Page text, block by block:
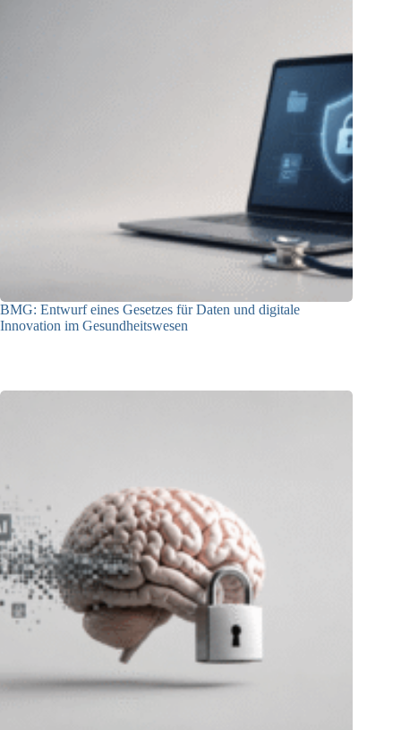
BMG: Entwurf eines Gesetzes für Daten und digitale
Innovation im Gesundheitswesen